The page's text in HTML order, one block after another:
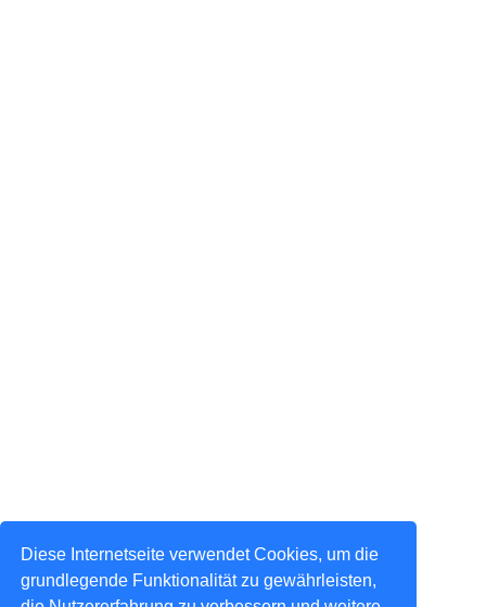
Diese Internetseite verwendet Cookies, um die
grundlegende Funktionalität zu gewährleisten,